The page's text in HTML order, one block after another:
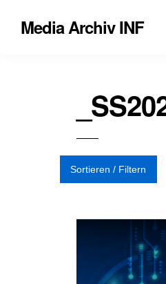
Media Archiv INF
Sortieren / Filtern